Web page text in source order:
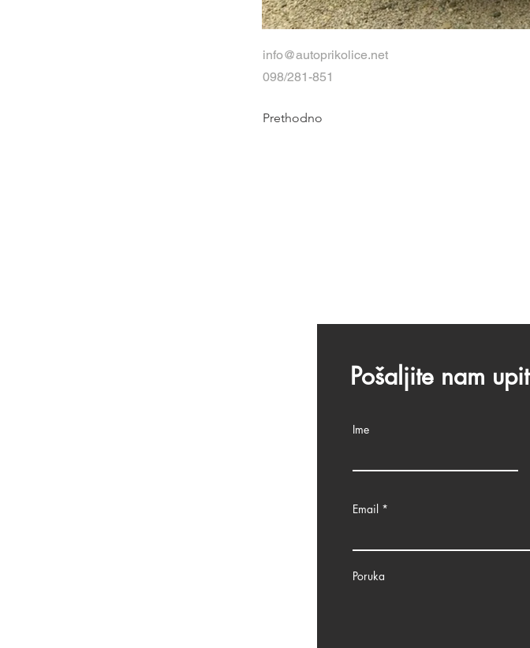
info@autoprikolice.net
098/281-851
Prethodno
Pošaljite nam upit
Ime
Email
Poruka